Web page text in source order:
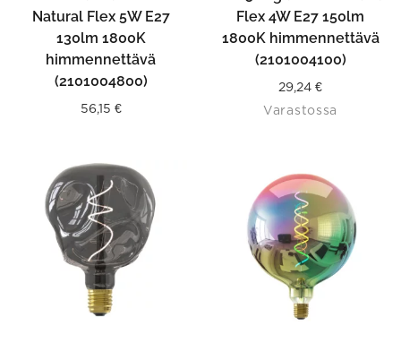
Natural Flex 5W E27
130lm 1800K
himmennettävä
(2101004800)
56,15 €
Flex 4W E27 150lm
1800K himmennettävä
(2101004100)
29,24 €
Varastossa